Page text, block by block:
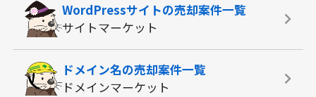
WordPressサイトの売却案件一覧
サイトマーケット
ドメイン名の売却案件一覧
ドメインマーケット